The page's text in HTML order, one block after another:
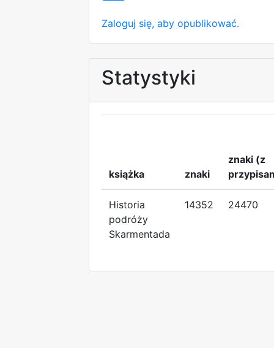
Zaloguj się, aby opublikować.
Statystyki
książka znaki
znaki (z
Historia
podróży
Skarmentada
14352 24470